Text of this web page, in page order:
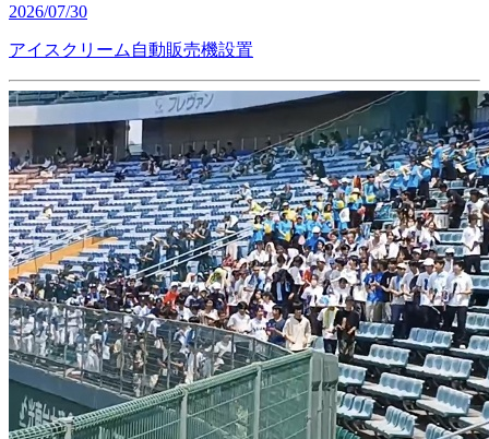
2026/07/30
アイスクリーム自動販売機設置